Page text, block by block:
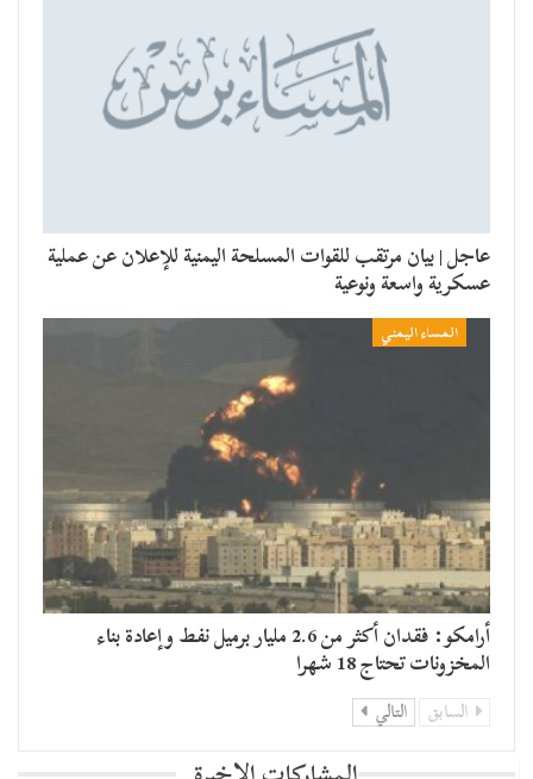
عاجل | بيان مرتقب للقوات المسلحة اليمنية للإعلان عن عملية
عسكرية واسعة ونوعية
المساء اليمني
أرامكو: فقدان أكثر من 2.6 مليار برميل نفط وإعادة بناء
المخزونات تحتاج 18 شهرا
السابق التالي